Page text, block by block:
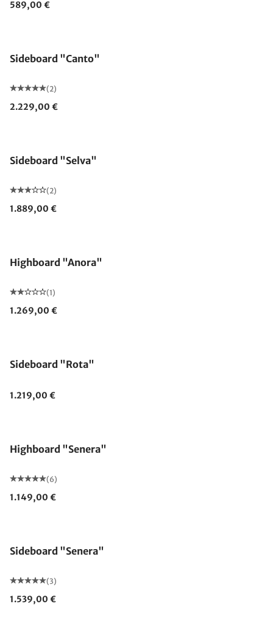
589,00 €
Sideboard "Canto"
(2)
2.229,00 €
Sideboard "Selva"
(2)
1.889,00 €
Highboard "Anora"
(1)
1.269,00 €
Sideboard "Rota"
1.219,00 €
Highboard "Senera"
(6)
1.149,00 €
Sideboard "Senera"
(3)
1.539,00 €